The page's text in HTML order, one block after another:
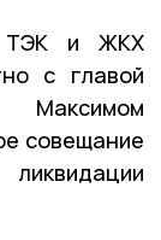
ТЭК и ЖКХ
с главой
совещание